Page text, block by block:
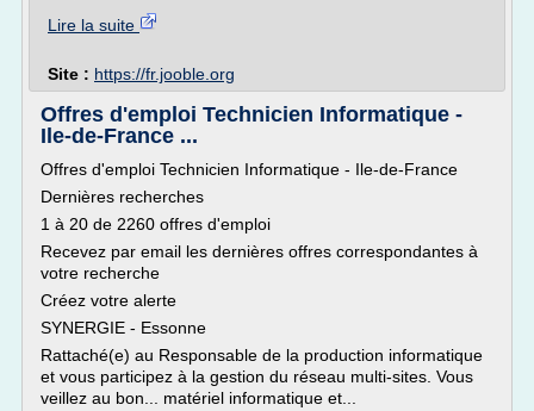
Lire la suite
Site : https://fr.jooble.org
Offres d'emploi Technicien Informatique -
Ile-de-France ...
Offres d'emploi Technicien Informatique - Ile-de-France
Dernières recherches
1 à 20 de 2260 offres d'emploi
Recevez par email les dernières offres correspondantes à
votre recherche
Créez votre alerte
SYNERGIE - Essonne
Rattaché(e) au Responsable de la production informatique
et vous participez à la gestion du réseau multi-sites. Vous
veillez au bon... matériel informatique et...